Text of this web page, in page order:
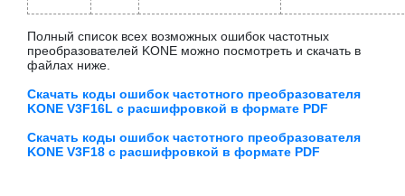
Полный список всех возможных ошибок частотных
преобразователей KONE можно посмотреть и скачать в
файлах ниже.
Скачать коды ошибок частотного преобразователя
KONE V3F16L с расшифровкой в формате PDF
Скачать коды ошибок частотного преобразователя
KONE V3F18 с расшифровкой в формате PDF